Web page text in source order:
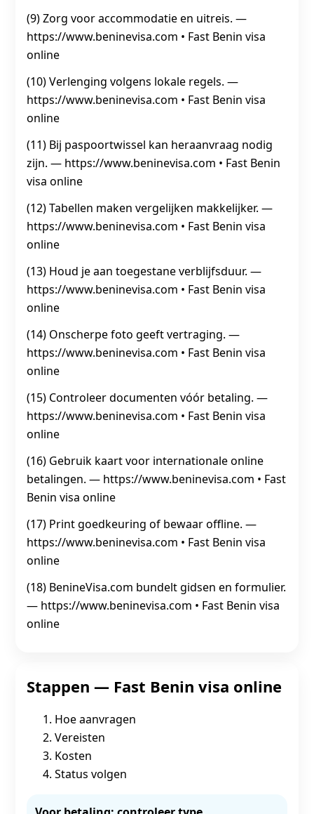
(9) Zorg voor accommodatie en uitreis. —
https://www.beninevisa.com • Fast Benin visa
online
(10) Verlenging volgens lokale regels. —
https://www.beninevisa.com • Fast Benin visa
online
(11) Bij paspoortwissel kan heraanvraag nodig
zijn. — https://www.beninevisa.com • Fast Benin
visa online
(12) Tabellen maken vergelijken makkelijker. —
https://www.beninevisa.com • Fast Benin visa
online
(13) Houd je aan toegestane verblijfsduur. —
https://www.beninevisa.com • Fast Benin visa
online
(14) Onscherpe foto geeft vertraging. —
https://www.beninevisa.com • Fast Benin visa
online
(15) Controleer documenten vóór betaling. —
https://www.beninevisa.com • Fast Benin visa
online
(16) Gebruik kaart voor internationale online
betalingen. — https://www.beninevisa.com • Fast
Benin visa online
(17) Print goedkeuring of bewaar offline. —
https://www.beninevisa.com • Fast Benin visa
online
(18) BenineVisa.com bundelt gidsen en formulier.
— https://www.beninevisa.com • Fast Benin visa
online
Stappen — Fast Benin visa online
Hoe aanvragen
Vereisten
Kosten
Status volgen